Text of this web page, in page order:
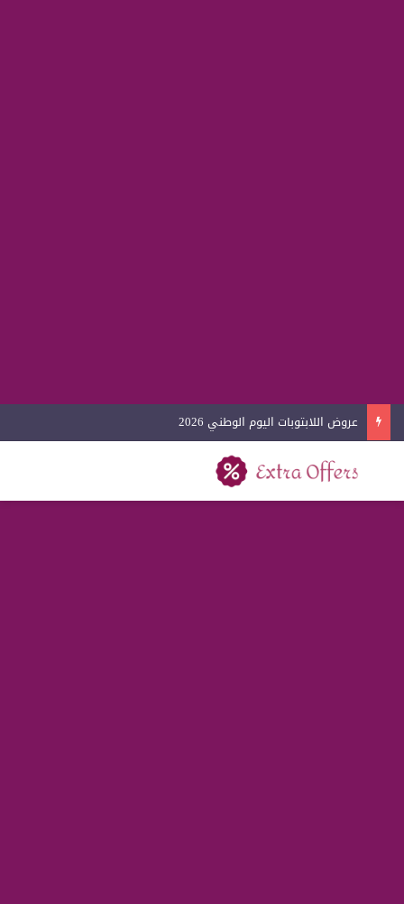
عروض اللابتوبات اليوم الوطني 2026
بحث عن